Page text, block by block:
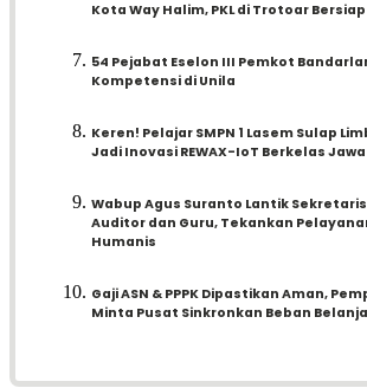
Kota Way Halim, PKL di Trotoar
54 Pejabat Eselon III Pemkot
Kompetensi di Unila
Keren! Pelajar SMPN 1 Lasem Sulap
Jadi Inovasi REWAX-IoT Berkelas
Wabup Agus Suranto Lantik
Auditor dan Guru, Tekankan
Humanis
Gaji ASN & PPPK Dipastikan Aman,
Minta Pusat Sinkronkan Beban